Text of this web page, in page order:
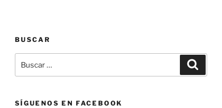
BUSCAR
por:
SÍGUENOS EN FACEBOOK